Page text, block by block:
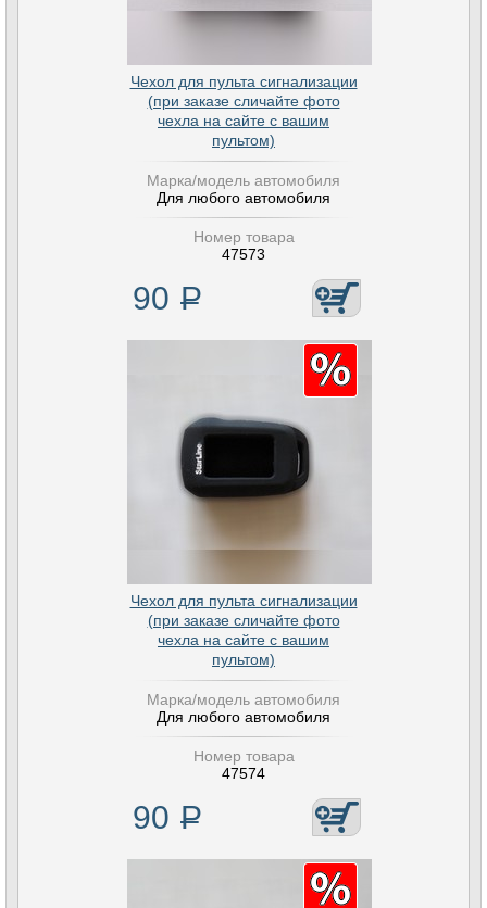
Чехол для пульта сигнализации
(при заказе сличайте фото
чехла на сайте с вашим
пультом)
Марка/модель автомобиля
Для любого автомобиля
Номер товара
47573
90 Р
Чехол для пульта сигнализации
(при заказе сличайте фото
чехла на сайте с вашим
пультом)
Марка/модель автомобиля
Для любого автомобиля
Номер товара
47574
90 Р